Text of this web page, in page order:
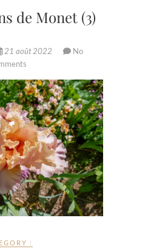
de Monet (3)
21 août 2022
No
: